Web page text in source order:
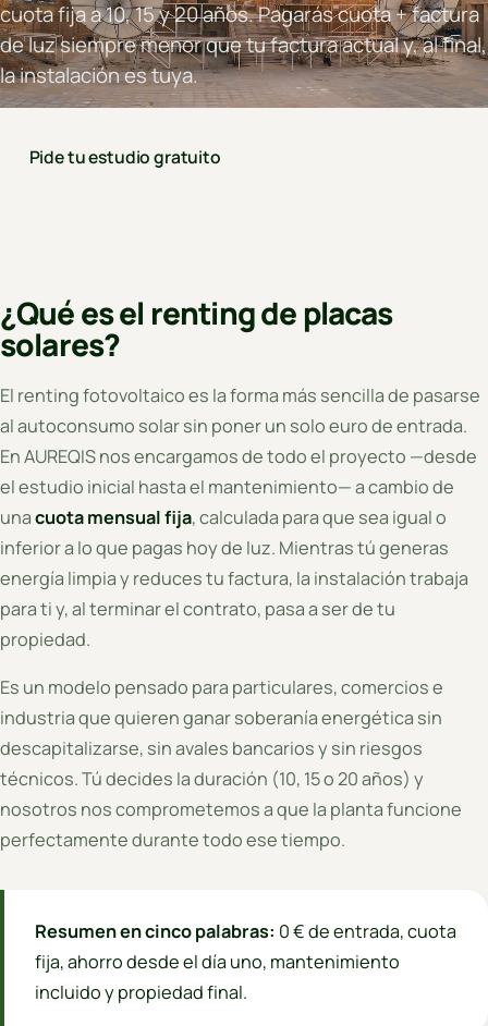
cuota fija a 10, 15 y 20 años. Pagarás cuota + factura
de luz siempre menor que tu factura actual y, al final,
la instalación es tuya.
Pide tu estudio gratuito
¿Qué es el renting de placas
solares?
El renting fotovoltaico es la forma más sencilla de pasarse
al autoconsumo solar sin poner un solo euro de entrada.
En AUREQIS nos encargamos de todo el proyecto —desde
el estudio inicial hasta el mantenimiento— a cambio de
unacuota mensual fija, calculada para que sea igual o
inferior a lo que pagas hoy de luz. Mientras tú generas
energía limpia y reduces tu factura, la instalación trabaja
para ti y, al terminar el contrato, pasa a ser de tu
propiedad.
Es un modelo pensado para particulares, comercios e
industria que quieren ganar soberanía energética sin
descapitalizarse, sin avales bancarios y sin riesgos
técnicos. Tú decides la duración (10, 15 o 20 años) y
nosotros nos comprometemos a que la planta funcione
perfectamente durante todo ese tiempo.
Resumen en cinco palabras: 0 € de entrada, cuota
fija, ahorro desde el día uno, mantenimiento
incluido y propiedad final.